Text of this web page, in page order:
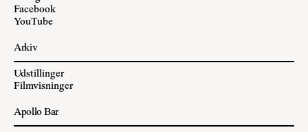
Facebook
YouTube
Arkiv
Udstillinger
Filmvisninger
Apollo Bar